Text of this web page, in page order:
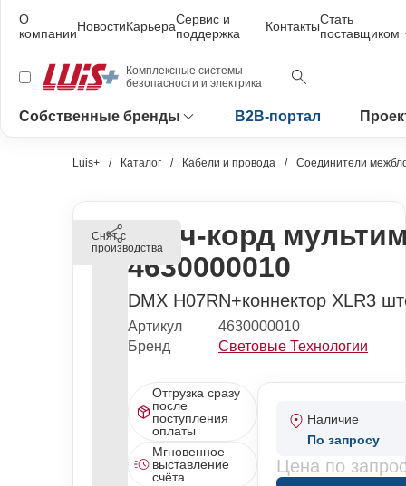
О
компанииНовостиКарьераСервис и
поддержка
КонтактыСтать
поставщиком
Комплексные системы
безопасности и электрика
Собственные бренды B2B-портал
Luis+ Каталог Кабели и провода Соединители
Снят с
производстваПатч-корд
4630000010
DMX H07RN+коннектор XLR3
Артикул
4630000010
Бренд
Световые Технологии
Отгрузка сразу
после
поступления
оплаты
Мгновенное
выставление
счёта
Наличие
По запросу
Цена по